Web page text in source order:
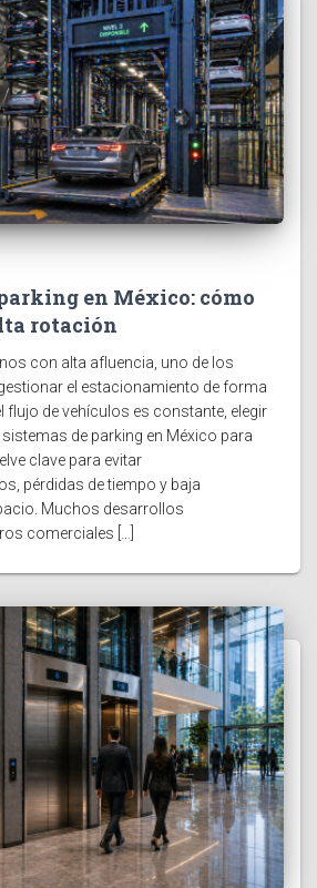
en México: cómo
rotación
con alta afluencia, uno de los
el estacionamiento de forma
flujo de vehículos es constante, elegir
de parking en México para
clave para evitar
pérdidas de tiempo y baja
Muchos desarrollos
comerciales […]